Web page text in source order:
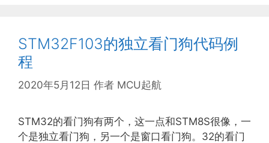
STM32F103的独立看门狗代码例
程
2020年5月12日 作者 MCU起航
STM32的看门狗有两个，这一点和STM8S很像，一
个是独立看门狗，另一个是窗口看门狗。32的看门